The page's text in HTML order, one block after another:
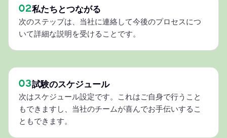
02私たちとつながる
次のステップは、当社に連絡して今後のプロセスにつ
いて詳細な説明を受けることです。
03試験のスケジュール
次はスケジュール設定です。これはご自身で行うこと
もできますし、当社のチームが喜んでお手伝いするこ
ともできます。